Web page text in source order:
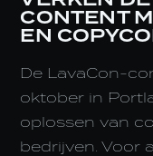
CONTENT
EN
De LavaCon-
oktober in
oplossen van
bedrijven. Voor